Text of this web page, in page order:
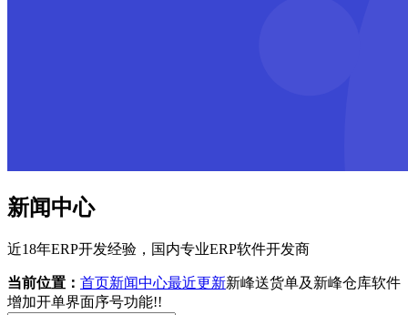
新闻中心
近18年ERP开发经验，国内专业ERP软件开发商
当前位置： 首页新闻中心最近更新新峰送货单及新峰仓库软件
增加开单界面序号功能!!